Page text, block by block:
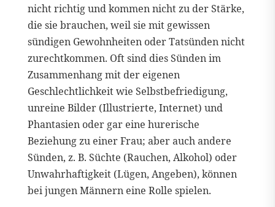
nicht richtig und kommen nicht zu der Stärke,
die sie brauchen, weil sie mit gewissen
sündigen Gewohnheiten oder Tatsünden nicht
zurechtkommen. Oft sind dies Sünden im
Zusammenhang mit der eigenen
Geschlechtlichkeit wie Selbstbefriedigung,
unreine Bilder (Illustrierte, Internet) und
Phantasien oder gar eine hurerische
Beziehung zu einer Frau; aber auch andere
Sünden, z. B. Süchte (Rauchen, Alkohol) oder
Unwahrhaftigkeit (Lügen, Angeben), können
bei jungen Männern eine Rolle spielen.